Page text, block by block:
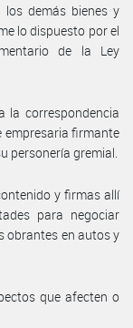
los demás bienes y
lo dispuesto por el
de la Ley
la correspondencia
empresaria firmante
personería gremial.
y firmas allí
para negociar
obrantes en autos y
que afecten o